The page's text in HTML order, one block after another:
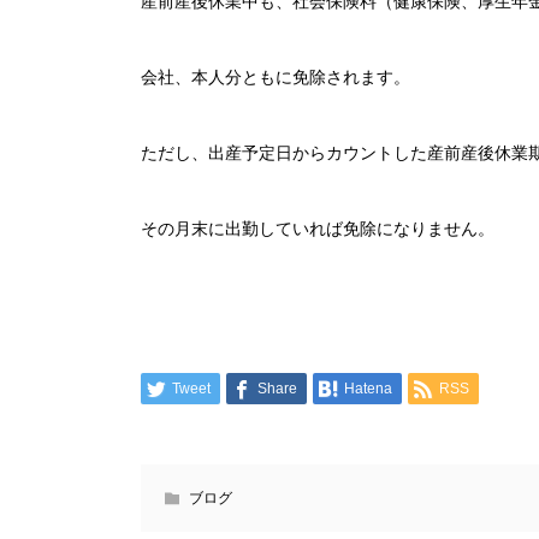
会社、本人分ともに免除されます。
ただし、出産予定日からカウントした産前産後休業
その月末に出勤していれば免除になりません。
Tweet Share Hatena RSS
ブログ